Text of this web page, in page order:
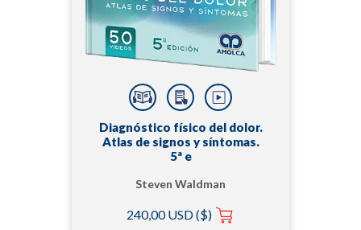
Diagnóstico físico del dolor.
Atlas de signos y síntomas.
5ª e
Steven Waldman
240,00 USD ($)